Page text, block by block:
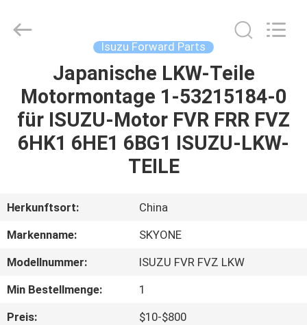
PRODUKTE
FABRIK-
QUALITÄTSKONTROLLE
Isuzu Forward Parts
Japanische LKW-Teile
Motormontage 1-53215184-0
für ISUZU-Motor FVR FRR FVZ
6HK1 6HE1 6BG1 ISUZU-LKW-
TEILE
Herkunftsort:
China
Markenname:
SKYONE
Modellnummer:
ISUZU FVR FVZ LKW
Min Bestellmenge:
1
Preis:
$10-$800